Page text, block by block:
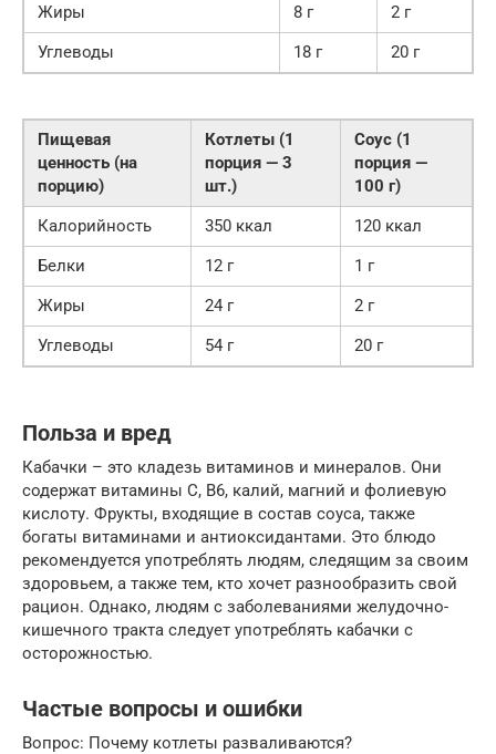
Жиры
8 г
2 г
Углеводы
18 г 20 г
Пищевая
ценность (на
порцию)
Котлеты (1
порция — 3
шт.)
Соус (1
порция —
100 г)
Калорийность
350 ккал
120 ккал
Белки
12 г
1 г
Жиры
24 г
2 г
Углеводы
54 г 20 г
Польза и вред
Кабачки – это кладезь витаминов и минералов. Они
содержат витамины C, B6, калий, магний и фолиевую
кислоту. Фрукты, входящие в состав соуса, также
богаты витаминами и антиоксидантами. Это блюдо
рекомендуется употреблять людям, следящим за своим
здоровьем, а также тем, кто хочет разнообразить свой
рацион. Однако, людям с заболеваниями желудочно-
кишечного тракта следует употреблять кабачки с
осторожностью.
Частые вопросы и ошибки
Вопрос: Почему котлеты разваливаются?